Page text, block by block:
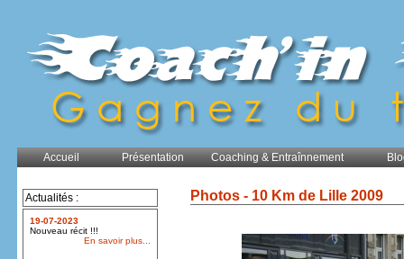
Accueil Présentation Coaching & Entraînnement
Actualités :
19-07-2023
Nouveau récit !!!
En savoir plus...
Photos - 10 Km de Lille 2009